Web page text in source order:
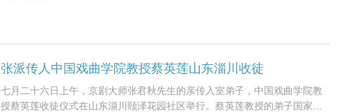
张派传人中国戏曲学院教授蔡英莲山东淄川收徒
七月二十六日上午，京剧大师张君秋先生的亲传入室弟子，中国戏曲学院教
授蔡英莲收徒仪式在山东淄川颐泽花园社区举行。蔡英莲教授的弟子国家京